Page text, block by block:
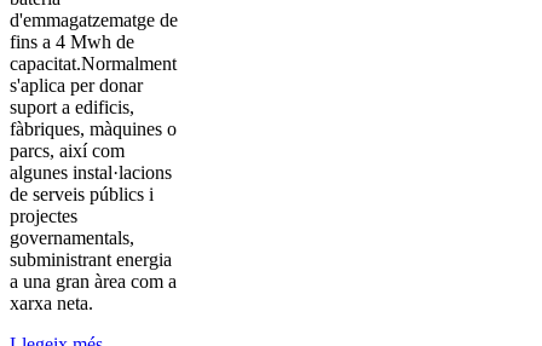
d'emmagatzematge de
fins a 4 Mwh de
capacitat.Normalment
s'aplica per donar
suport a edificis,
fàbriques, màquines o
parcs, així com
algunes instal·lacions
de serveis públics i
projectes
governamentals,
subministrant energia
a una gran àrea com a
xarxa neta.